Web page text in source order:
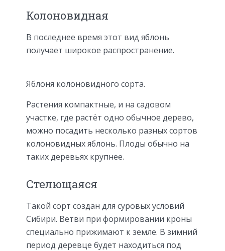
Колоновидная
В последнее время этот вид яблонь
получает широкое распространение.
Яблоня колоновидного сорта.
Растения компактные, и на садовом
участке, где растёт одно обычное дерево,
можно посадить несколько разных сортов
колоновидных яблонь. Плоды обычно на
таких деревьях крупнее.
Стелющаяся
Такой сорт создан для суровых условий
Сибири. Ветви при формировании кроны
специально прижимают к земле. В зимний
период деревце будет находиться под